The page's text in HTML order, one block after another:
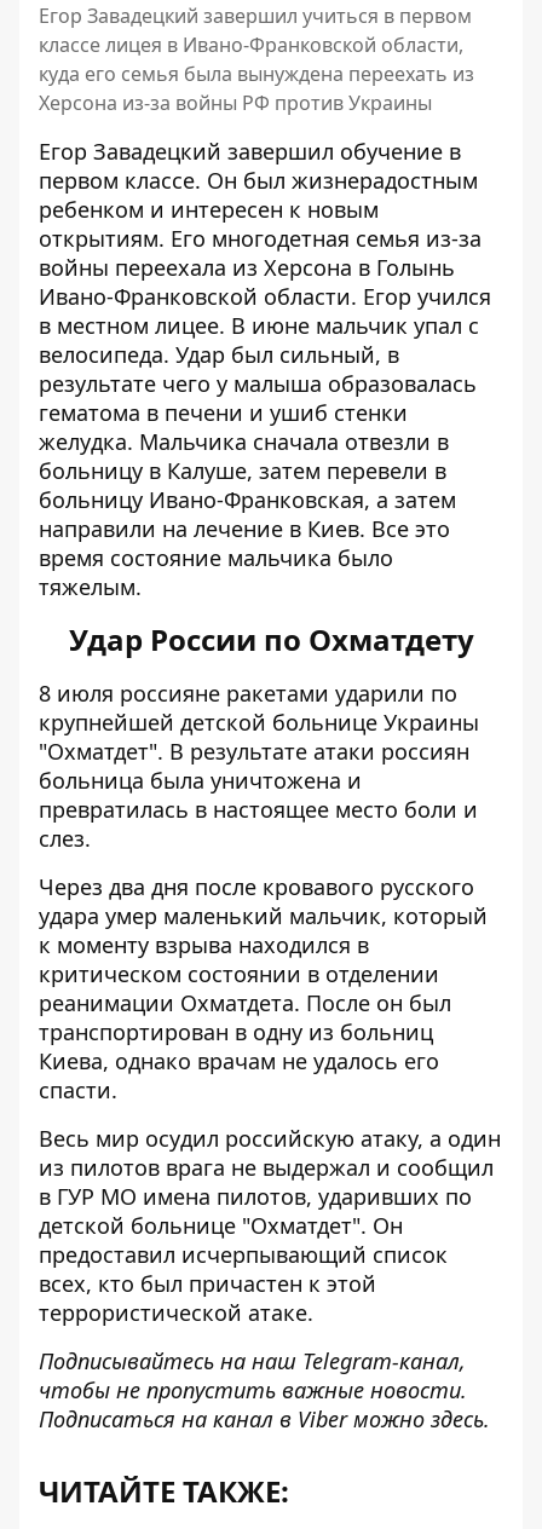
Егор Завадецкий завершил учиться в первом
классе лицея в Ивано-Франковской области,
куда его семья была вынуждена переехать из
Херсона из-за войны РФ против Украины
Егор Завадецкий завершил обучение в
первом классе. Он был жизнерадостным
ребенком и интересен к новым
открытиям. Его многодетная семья из-за
войны переехала из Херсона в Голынь
Ивано-Франковской области. Егор учился
в местном лицее. В июне мальчик упал с
велосипеда. Удар был сильный, в
результате чего у малыша образовалась
гематома в печени и ушиб стенки
желудка. Мальчика сначала отвезли в
больницу в Калуше, затем перевели в
больницу Ивано-Франковская, а затем
направили на лечение в Киев. Все это
время состояние мальчика было
тяжелым.
Удар России по Охматдету
8 июля россияне ракетами ударили по
крупнейшей детской больнице Украины
"Охматдет". В результате атаки россиян
больница была уничтожена и
превратилась в настоящее место боли и
слез.
Через два дня после кровавого русского
удара умер маленький мальчик, который
к моменту взрыва находился в
критическом состоянии в отделении
реанимации Охматдета. После он был
транспортирован в одну из больниц
Киева, однако врачам не удалось его
спасти.
Весь мир осудил российскую атаку, а один
из пилотов врага не выдержал и сообщил
в ГУР МО имена пилотов, ударивших по
детской больнице "Охматдет". Он
предоставил исчерпывающий список
всех, кто был причастен к этой
террористической атаке.
Подписывайтесь на наш Telegram-канал,
чтобы не пропустить важные новости.
Подписаться на канал в Viber можно здесь.
ЧИТАЙТЕ ТАКЖЕ: